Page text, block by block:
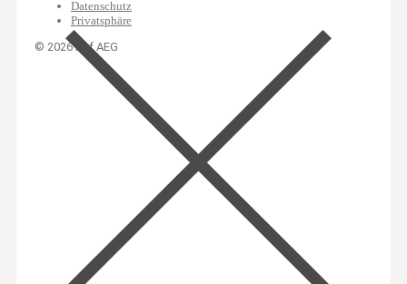
Datenschutz
Privatsphäre
© 2026 Auf AEG